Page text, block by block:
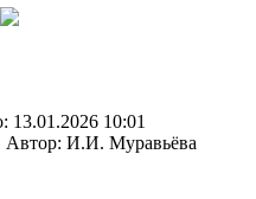
13.01.2026 10:01
Автор: И.И. Муравьёва